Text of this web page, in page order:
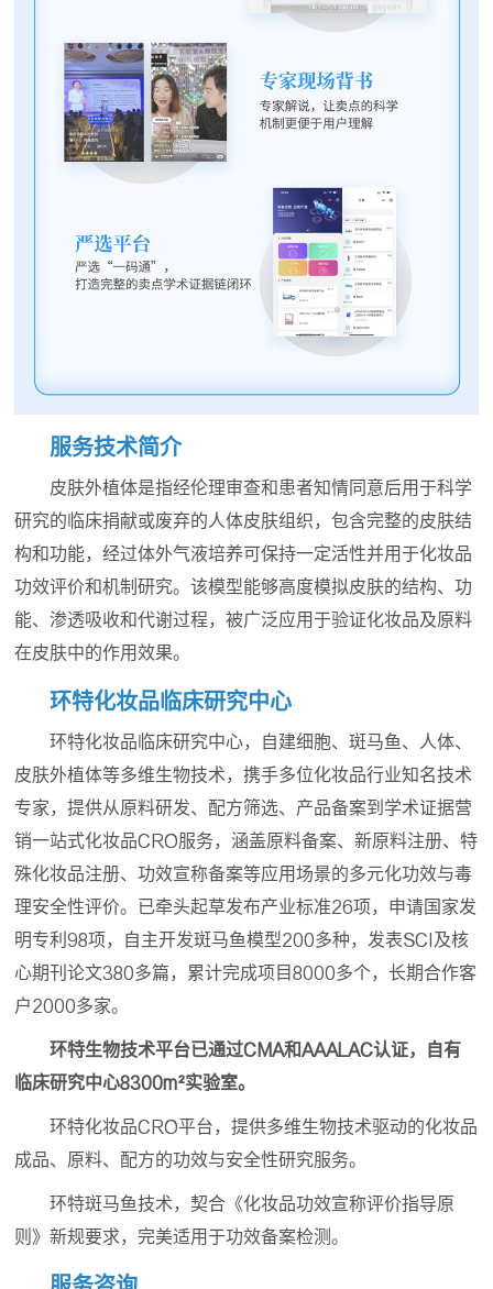
服务技术简介
皮肤外植体是指经伦理审查和患者知情同意后用于科学
研究的临床捐献或废弃的人体皮肤组织，包含完整的皮肤结
构和功能，经过体外气液培养可保持一定活性并用于化妆品
功效评价和机制研究。该模型能够高度模拟皮肤的结构、功
能、渗透吸收和代谢过程，被广泛应用于验证化妆品及原料
在皮肤中的作用效果。
环特化妆品临床研究中心
环特化妆品临床研究中心，自建细胞、斑马鱼、人体、
皮肤外植体等多维生物技术，携手多位化妆品行业知名技术
专家，提供从原料研发、配方筛选、产品备案到学术证据营
销一站式化妆品CRO服务，涵盖原料备案、新原料注册、特
殊化妆品注册、功效宣称备案等应用场景的多元化功效与毒
理安全性评价。已牵头起草发布产业标准26项，申请国家发
明专利98项，自主开发斑马鱼模型200多种，发表SCI及核
心期刊论文380多篇，累计完成项目8000多个，长期合作客
户2000多家。
环特生物技术平台已通过CMA和AAALAC认证，自有
临床研究中心8300m²实验室。
环特化妆品CRO平台，提供多维生物技术驱动的化妆品
成品、原料、配方的功效与安全性研究服务。
环特斑马鱼技术，契合《化妆品功效宣称评价指导原
则》新规要求，完美适用于功效备案检测。